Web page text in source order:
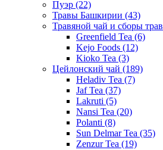
Пуэр (22)
Травы Башкирии (43)
Травяной чай и сборы трав
Greenfield Tea (6)
Kejo Foods (12)
Kioko Tea (3)
Цейлонский чай (189)
Heladiv Tea (7)
Jaf Tea (37)
Lakruti (5)
Nansi Tea (20)
Polanti (8)
Sun Delmar Tea (35)
Zenzur Tea (19)